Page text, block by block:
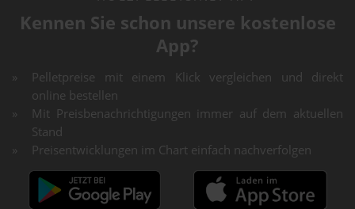
Kennen Sie schon unsere kostenlose
App?
Pelletpreise mit einem Klick vergleichen und direkt
online bestellen
Mit Preisbenachrichtigungen immer auf dem aktuellen
Stand
Preisentwicklungen im Chart einfach nachverfolgen